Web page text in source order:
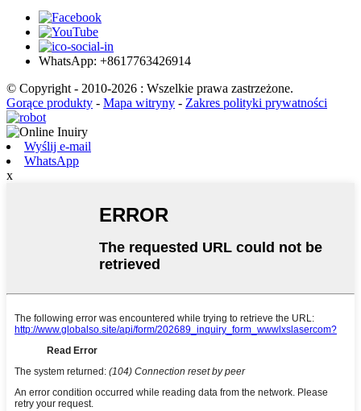
WhatsApp: +8617763426914
© Copyright - 2010-2026 : Wszelkie prawa zastrzeżone.
Gorące produkty - Mapa witryny - Zakres polityki prywatności
Wyślij e-mail
WhatsApp
x